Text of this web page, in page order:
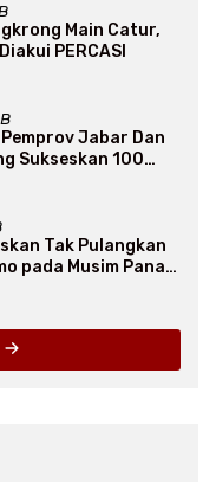
Main Catur,
PERCASI
Pemprov Jabar Dan
Sukseskan 100
Tak Pulangkan
pada Musim Panas